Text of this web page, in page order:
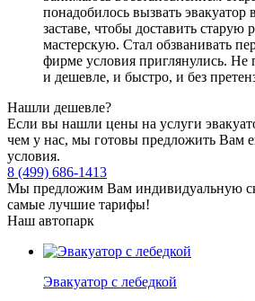
понадобилось вызвать эвакуатор
заставе, чтобы доставить старую
мастерскую. Стал обзванивать
фирме условия приглянулись. Не
и дешевле, и быстро, и без
Нашли дешевле?
Если вы нашли цены на услуги
чем у нас, мы готовы предложить Вам
условия.
8 (499) 686-1413
Мы предложим Вам индивидуальную
самые лучшие тарифы!
Наш автопарк
Эвакуатор с лебедкой